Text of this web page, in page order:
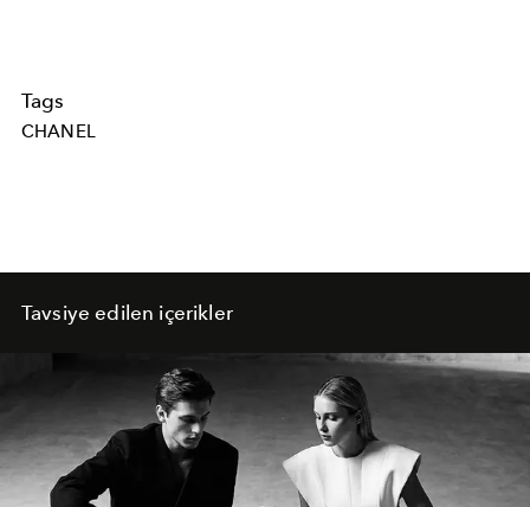
Tags
CHANEL
Tavsiye edilen içerikler